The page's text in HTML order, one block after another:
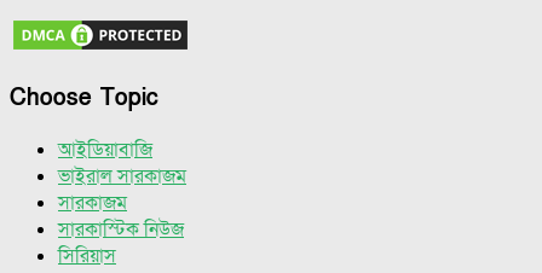
Choose Topic
আইডিয়াবাজি
ভাইরাল সারকাজম
সারকাজম
সারকাস্টিক নিউজ
সিরিয়াস